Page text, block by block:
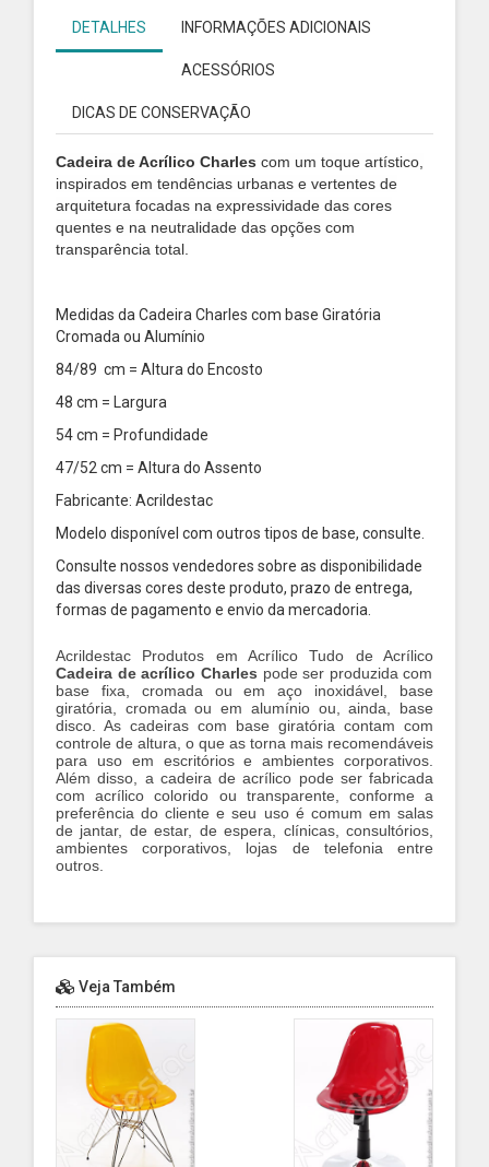
DETALHES INFORMAÇÕES ADICIONAIS
ACESSÓRIOS
DICAS DE CONSERVAÇÃO
Cadeira de Acrílico Charles com um toque artístico,
inspirados em tendências urbanas e vertentes de
arquitetura focadas na expressividade das cores
quentes e na neutralidade das opções com
transparência total.
Medidas da Cadeira Charles com base Giratória
Cromada ou Alumínio
84/89 cm = Altura do Encosto
48 cm = Largura
54 cm = Profundidade
47/52 cm = Altura do Assento
Fabricante: Acrildestac
Modelo disponível com outros tipos de base, consulte.
Consulte nossos vendedores sobre as disponibilidade
das diversas cores deste produto, prazo de entrega,
formas de pagamento e envio da mercadoria.
Acrildestac Produtos em Acrílico Tudo de Acrílico
Cadeira de acrílico Charles pode ser produzida com
base fixa, cromada ou em aço inoxidável, base
giratória, cromada ou em alumínio ou, ainda, base
disco. As cadeiras com base giratória contam com
controle de altura, o que as torna mais recomendáveis
para uso em escritórios e ambientes corporativos.
Além disso, a cadeira de acrílico pode ser fabricada
com acrílico colorido ou transparente, conforme a
preferência do cliente e seu uso é comum em salas
de jantar, de estar, de espera, clínicas, consultórios,
ambientes corporativos, lojas de telefonia entre
outros.
Veja Também